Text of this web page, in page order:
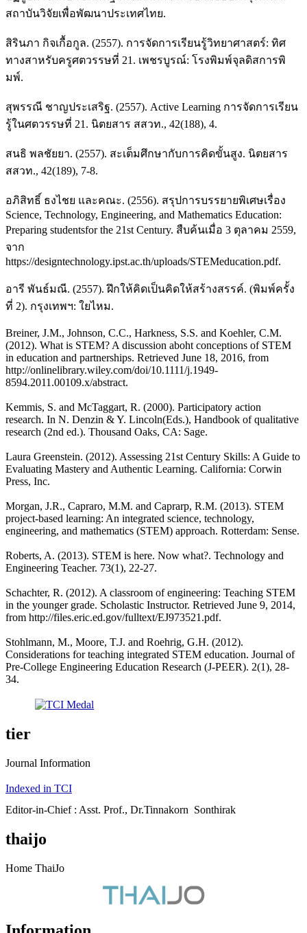
สถาบันวิจัยเพื่อพัฒนาประเทศไทย.
สิรินภา กิจเกื้อกูล. (2557). การจัดการเรียนรู้วิทยาศาสตร์: ทิศ
ทางสาหรับครูศตวรรษที่ 21. เพชรบูรณ์: โรงพิมพ์จุลดิสการพิ
มพ์.
สุพรรณี ชาญประเสริฐ. (2557). Active Learning การจัดการเรียน
รู้ในศตวรรษที่ 21. นิตยสาร สสวท., 42(188), 4.
สนธิ พลชัยยา. (2557). สะเต็มศึกษากับการคิดขั้นสูง. นิตยสาร
สสวท., 42(189), 7-8.
อภิสิทธิ์ ธงไชย และคณะ. (2556). สรุปการบรรยายพิเศษเรื่อง
Science, Technology, Engineering, and Mathematics Education:
Preparing studentsfor the 21st Century. สืบค้นเมื่อ 3 ตุลาคม 2559,
จาก
https://designtechnology.ipst.ac.th/uploads/STEMeducation.pdf.
อารี พันธ์มณี. (2557). ฝึกให้คิดเป็นคิดให้สร้างสรรค์. (พิมพ์ครั้ง
ที่ 2). กรุงเทพฯ: ใยไหม.
Breiner, J.M., Johnson, C.C., Harkness, S.S. and Koehler, C.M.
(2012). What is STEM? A discussion aboht conceptions of STEM
in education and partnerships. Retrieved June 18, 2016, from
http://onlinelibrary.wiley.com/doi/10.1111/j.1949-
8594.2011.00109.x/abstract.
Kemmis, S. and McTaggart, R. (2000). Participatory action
research. In N. Denzin & Y. Lincoln(Eds.), Handbook of qualitative
research (2nd ed.). Thousand Oaks, CA: Sage.
Laura Greenstein. (2012). Assessing 21st Century Skills: A Guide to
Evaluating Mastery and Authentic Learning. California: Corwin
Press, Inc.
Morgan, J.R., Capraro, M.M. and Caprarp, R.M. (2013). STEM
project-based learning: An integrated science, technology,
engineering, and mathematics (STEM) approach. Rotterdam: Sense.
Roberts, A. (2013). STEM is here. Now what?. Technology and
Engineering Teacher. 73(1), 22-27.
Schachter, R. (2012). A classroom of engineering: Teaching STEM
in the younger grade. Scholastic Instructor. Retrieved June 9, 2014,
from http://files.eric.ed.gov/fulltext/EJ973521.pdf.
Stohlmann, M., Moore, T.J. and Roehrig, G.H. (2012).
Considerations for teaching integrated STEM education. Journal of
Pre-College Engineering Education Research (J-PEER). 2(1), 28-
34.
tier
Journal Information
Indexed in TCI
Editor-in-Chief : Asst. Prof., Dr.Tinnakorn Sonthirak
thaijo
Home ThaiJo